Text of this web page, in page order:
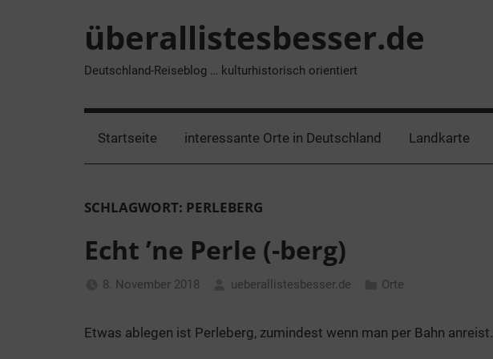
überallistesbesser.de
Deutschland-Reiseblog … kulturhistorisch orientiert
Startseite interessante Orte in Deutschland Landkarte
SCHLAGWORT: PERLEBERG
Echt ’ne Perle (-berg)
8. November 2018 ueberallistesbesser.de Orte
Etwas ablegen ist Perleberg, zumindest wenn man per Bahn anreist.